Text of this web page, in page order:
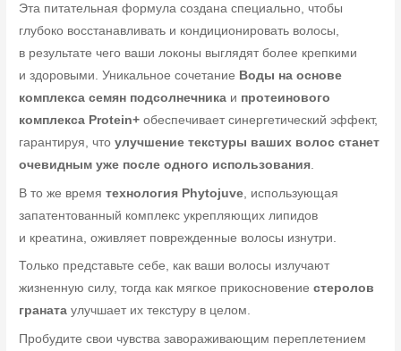
Эта питательная формула создана специально, чтобы
глубоко восстанавливать и кондиционировать волосы,
в результате чего ваши локоны выглядят более крепкими
и здоровыми. Уникальное сочетание Воды на основе
комплекса семян подсолнечника и протеинового
комплекса Protein+ обеспечивает синергетический эффект,
гарантируя, чтоулучшение текстуры ваших волос станет
очевидным уже после одного использования
В то же времятехнология Phytojuve , использующая
запатентованный комплекс укрепляющих липидов
и креатина, оживляет поврежденные волосы изнутри.
Только представьте себе, как ваши волосы излучают
жизненную силу, тогда как мягкое прикосновениестеролов
граната улучшает их текстуру в целом.
Пробудите свои чувства завораживающим переплетением